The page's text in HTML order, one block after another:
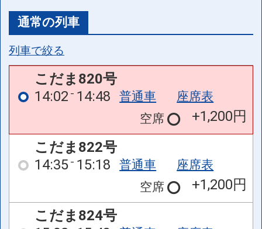
通常の列車
列車で絞る
こだま820号
14:02 14:48 普通車
座席表
空席
+1,200円
こだま822号
14:35 15:18 普通車
座席表
空席
+1,200円
こだま824号